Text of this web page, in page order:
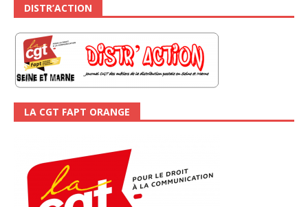
DISTR’ACTION
LA CGT FAPT ORANGE